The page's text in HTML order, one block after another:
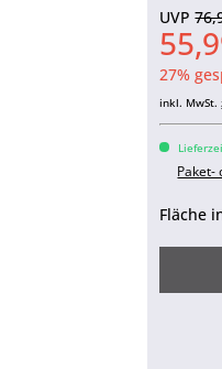
UVP
27%
inkl. MwSt.
Paket-
Fläche